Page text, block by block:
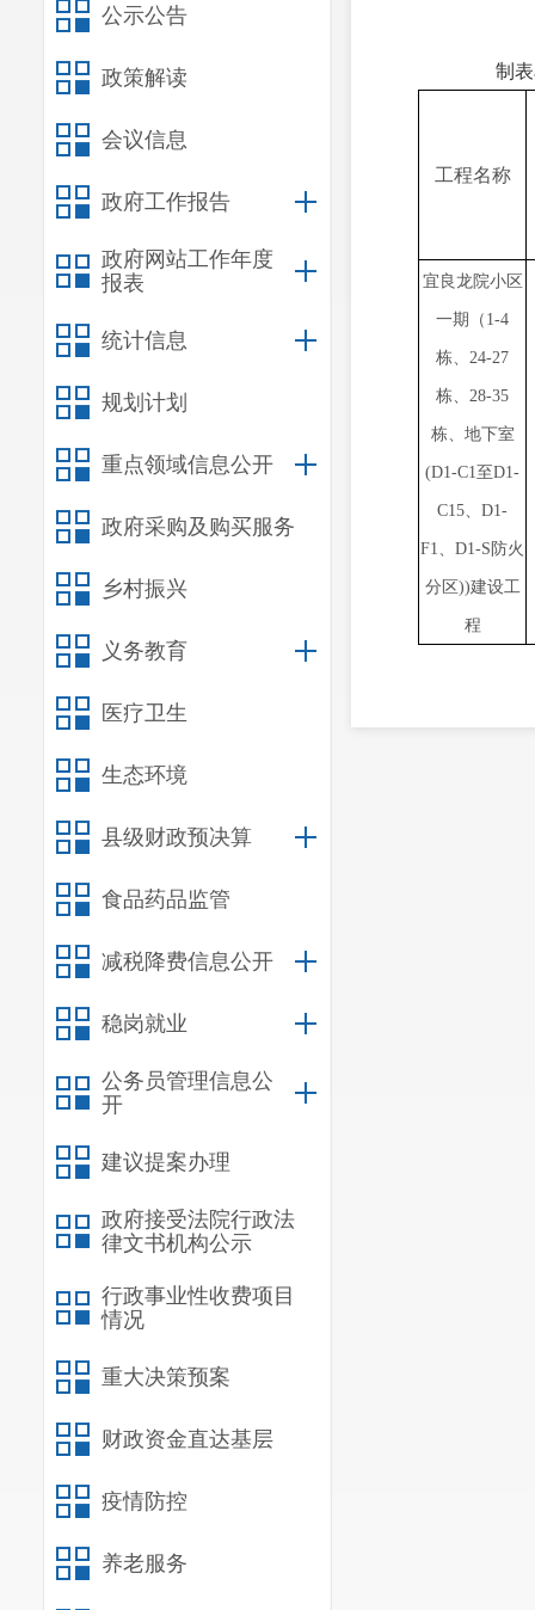
公示公告
政策解读
会议信息
政府工作报告
政府网站工作年度
报表
统计信息
规划计划
重点领域信息公开
政府采购及购买服务
乡村振兴
义务教育
医疗卫生
生态环境
县级财政预决算
食品药品监管
减税降费信息公开
稳岗就业
公务员管理信息公
开
建议提案办理
政府接受法院行政法
律文书机构公示
行政事业性收费项目
情况
重大决策预案
财政资金直达基层
疫情防控
养老服务
制
工程名称
宜良龙院小区
一期（1-4
栋、24-27
栋、28-35
栋、地下室
(D1-C1至D1-
C15、D1-
F1、D1-S防火
分区))建设工
程